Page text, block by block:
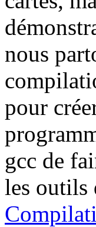
nous
pour
gcc de
les outils